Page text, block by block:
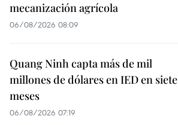
mecanización agrícola
06/08/2026 08:09
Quang Ninh capta más de mil
millones de dólares en IED en siete
meses
06/08/2026 07:19